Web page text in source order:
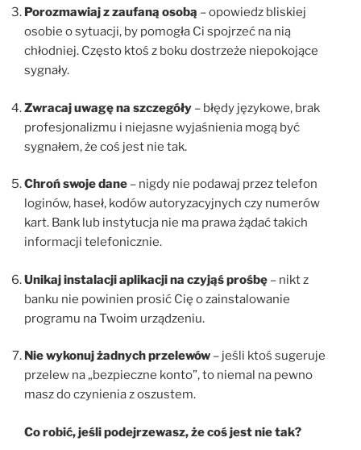
Porozmawiaj z zaufaną osobą – opowiedz bliskiej
osobie o sytuacji, by pomogła Ci spojrzeć na nią
chłodniej. Często ktoś z boku dostrzeże niepokojące
sygnały.
Zwracaj uwagę na szczegóły – błędy językowe, brak
profesjonalizmu i niejasne wyjaśnienia mogą być
sygnałem, że coś jest nie tak.
Chroń swoje dane – nigdy nie podawaj przez telefon
loginów, haseł, kodów autoryzacyjnych czy numerów
kart. Bank lub instytucja nie ma prawa żądać takich
informacji telefonicznie.
Unikaj instalacji aplikacji na czyjąś prośbę – nikt z
banku nie powinien prosić Cię o zainstalowanie
programu na Twoim urządzeniu.
Nie wykonuj żadnych przelewów – jeśli ktoś sugeruje
przelew na „bezpieczne konto”, to niemal na pewno
masz do czynienia z oszustem.
Co robić, jeśli podejrzewasz, że coś jest nie tak?